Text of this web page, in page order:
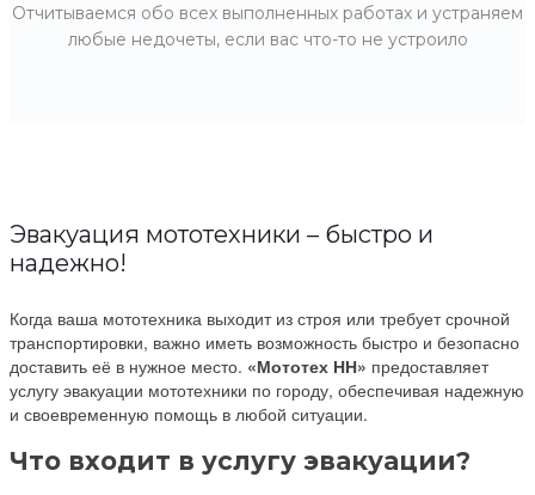
Отчитываемся обо всех выполненных работах и устраняем
любые недочеты, если вас что-то не устроило
Эвакуация мототехники – быстро и
надежно!
Когда ваша мототехника выходит из строя или требует срочной
транспортировки, важно иметь возможность быстро и безопасно
доставить её в нужное место. «Мототех НН» предоставляет
услугу эвакуации мототехники по городу, обеспечивая надежную
и своевременную помощь в любой ситуации.
Что входит в услугу эвакуации?